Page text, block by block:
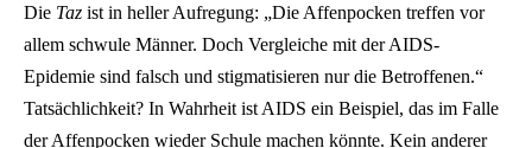
Die Taz ist in heller Aufregung: „Die Affenpocken treffen vor
allem schwule Männer. Doch Vergleiche mit der AIDS-
Epidemie sind falsch und stigmatisieren nur die Betroffenen.“
Tatsächlichkeit? In Wahrheit ist AIDS ein Beispiel, das im Falle
der Affenpocken wieder Schule machen könnte. Kein anderer